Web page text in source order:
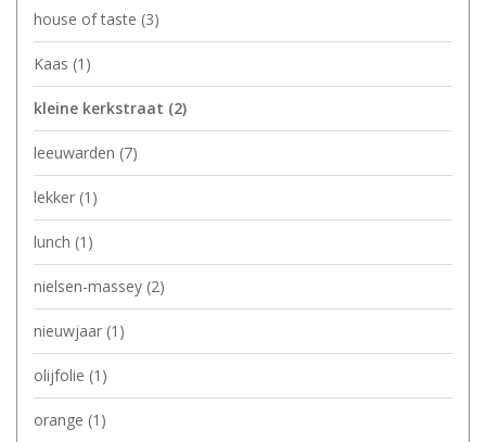
house of taste (3)
Kaas (1)
kleine kerkstraat (2)
leeuwarden (7)
lekker (1)
lunch (1)
nielsen-massey (2)
nieuwjaar (1)
olijfolie (1)
orange (1)